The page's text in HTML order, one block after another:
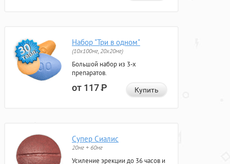
Набор "Три в одном"
(10x100мг, 20x20мг)
Большой набор из 3-х
препаратов.
от 117Р Купить
Супер Сиалис
20мг + 60мг
Усиление эрекции до 36 часов и